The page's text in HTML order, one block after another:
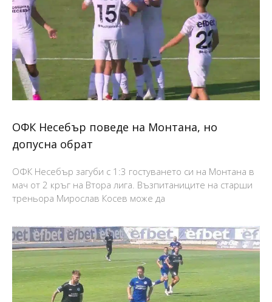
ОФК Несебър поведе на Монтана, но
допусна обрат
ОФК Несебър загуби с 1:3 гостуването си на Монтана в
мач от 2 кръг на Втора лига. Възпитаниците на старши
треньора Мирослав Косев може да